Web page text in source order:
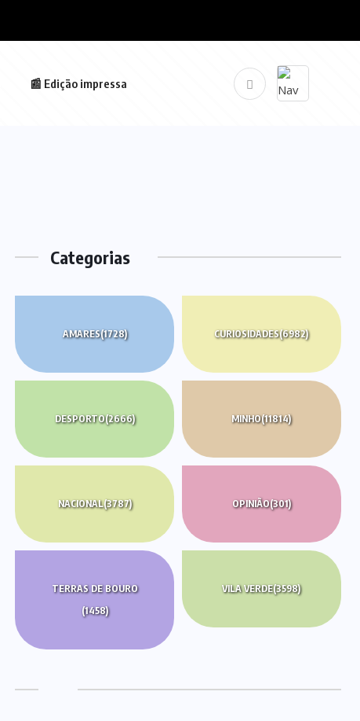
📰 Edição impressa
Categorias
AMARES(1728) CURIOSIDADES(6982)
DESPORTO(2666) MINHO(11814)
NACIONAL(3787) OPINIÃO(301)
TERRAS DE BOURO
(1458)
VILA VERDE(3598)